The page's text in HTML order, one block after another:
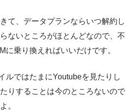
て、データプランならいつ解約し
ないところがほとんどなので、不
に乗り換えればいいだけです。
ルではたまにYoutubeを見たりし
りすることは今のところないので
。